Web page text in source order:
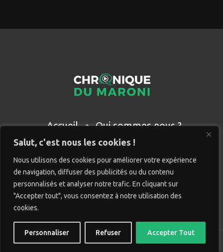
Salut, c'est nous les cookies !
Nous utilisons des cookies pour améliorer votre expérience
de navigation, diffuser des publicités ou du contenu
personnalisés et analyser notre trafic. En cliquant sur
"Accepter tout", vous consentez à notre utilisation des
cookies.
Personnaliser Refuser Accepter Tout
Accueil
Qui sommes nous ?
Partenaires
Contact